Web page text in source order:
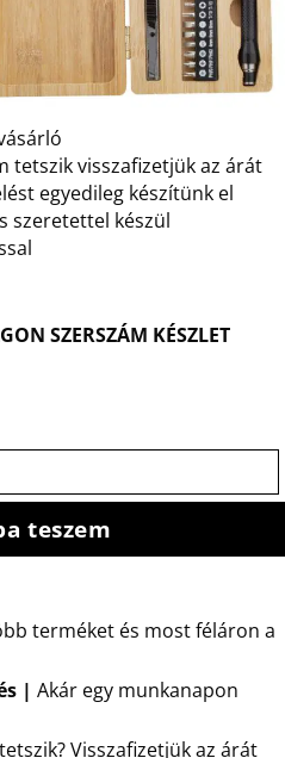
tetszik visszafizetjük az árát
egyedileg készítünk el
szeretettel készül
SZERSZÁM KÉSZLET
teszem
terméket és most féláron a
| Akár egy munkanapon
Visszafizetjük az árát